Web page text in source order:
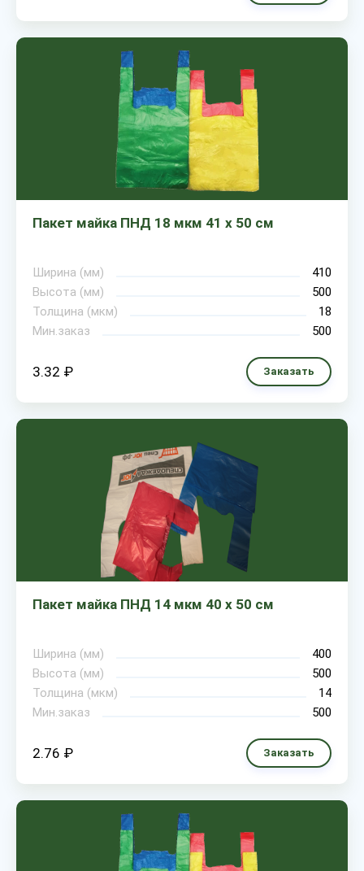
Пакет майка ПНД 18 мкм 41 х 50 см
Ширина (мм)
410
Высота (мм)
500
Толщина (мкм)
18
Мин.заказ
500
3.32 ₽ Заказать
Пакет майка ПНД 14 мкм 40 х 50 см
Ширина (мм)
400
Высота (мм)
500
Толщина (мкм)
14
Мин.заказ
500
2.76 ₽ Заказать